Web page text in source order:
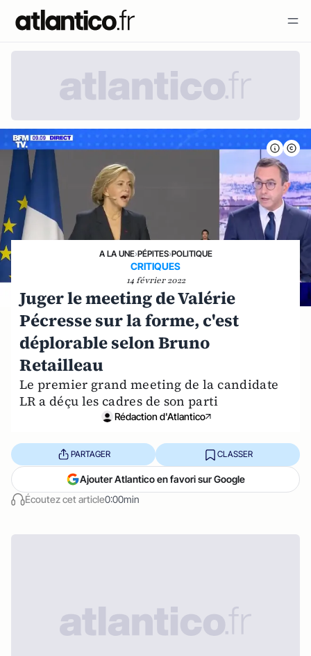
A LA UNE›PÉPITES›POLITIQUE
CRITIQUES
14 février 2022
Juger le meeting de Valérie
Pécresse sur la forme, c'est
déplorable selon Bruno
Retailleau
Le premier grand meeting de la candidate
LR a déçu les cadres de son parti
Rédaction d'Atlantico
Écoutez cet article0:00min
PARTAGER CLASSER
Ajouter Atlantico en favori sur Google